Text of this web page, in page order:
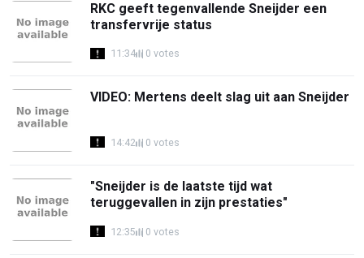
RKC geeft tegenvallende Sneijder een
transfervrije status
11:34 0 votes
VIDEO: Mertens deelt slag uit aan Sneijder
14:42 0 votes
"Sneijder is de laatste tijd wat
teruggevallen in zijn prestaties"
12:35 0 votes